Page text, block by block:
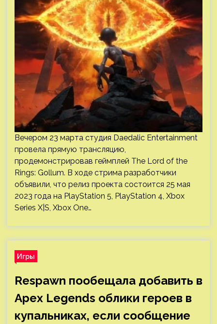
Вечером 23 марта студия Daedalic Entertainment
провела прямую трансляцию,
продемонстрировав геймплей The Lord of the
Rings: Gollum. В ходе стрима разработчики
объявили, что релиз проекта состоится 25 мая
2023 года на PlayStation 5, PlayStation 4, Xbox
Series X|S, Xbox One…
Игры
Respawn пообещала добавить в
Apex Legends облики героев в
купальниках, если сообщение